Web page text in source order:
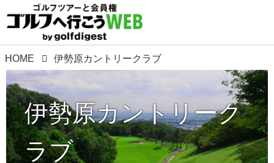
HOME 伊勢原カントリークラブ
伊勢原カントリーク
ラブ